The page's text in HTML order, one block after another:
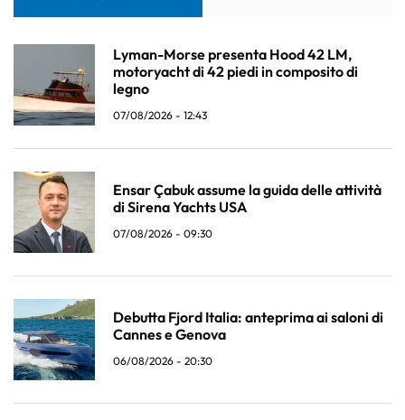
Lyman-Morse presenta Hood 42 LM,
motoryacht di 42 piedi in composito di
legno
07/08/2026 - 12:43
Ensar Çabuk assume la guida delle attività
di Sirena Yachts USA
07/08/2026 - 09:30
Debutta Fjord Italia: anteprima ai saloni di
Cannes e Genova
06/08/2026 - 20:30